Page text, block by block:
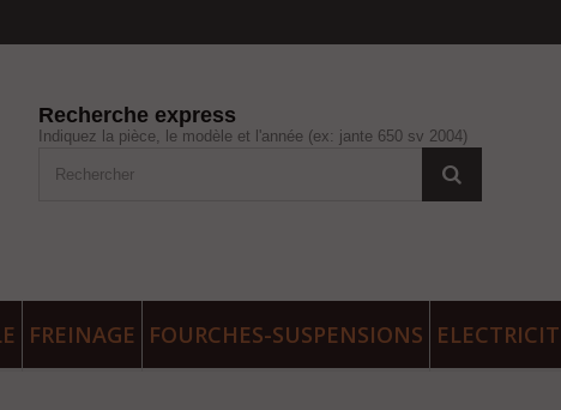
Recherche express
Indiquez la pièce, le modèle et l'année (ex: jante 650 sv 2004)
FREINAGE FOURCHES-SUSPENSIONS